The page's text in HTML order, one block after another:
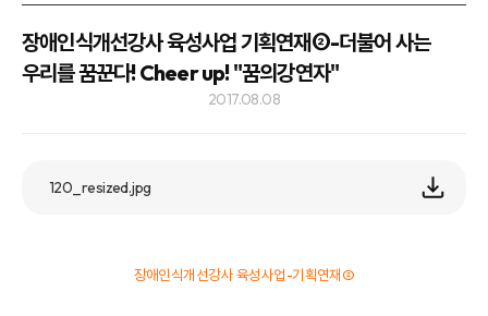
장애인식개선강사 육성사업 기획연재②-더불어 사는
우리를 꿈꾼다! Cheer up! "꿈의강연자"
2017.08.08
120_resized.jpg
장애인식개선강사 육성사업-기획연재②